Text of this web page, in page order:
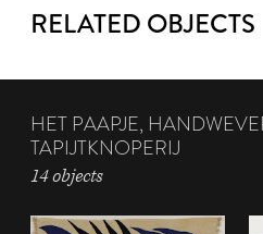
RELATED OBJECTS
HET PAAPJE,
TAPIJTKNOPERIJ
14 objects